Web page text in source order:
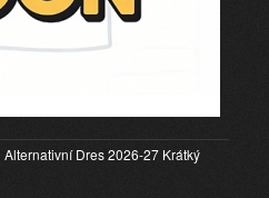
Dres 2026-27 Krátký